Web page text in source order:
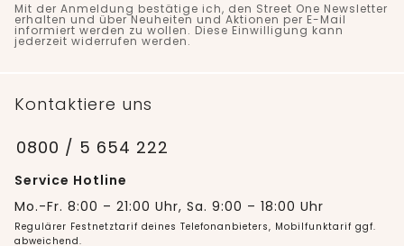
Mit der Anmeldung bestätige ich, den Street One Newsletter
erhalten und über Neuheiten und Aktionen per E-Mail
informiert werden zu wollen. Diese Einwilligung kann
jederzeit widerrufen werden.
Kontaktiere uns
0800 / 5 654 222
Service Hotline
Mo.-Fr. 8:00 – 21:00 Uhr, Sa. 9:00 – 18:00 Uhr
Regulärer Festnetztarif deines Telefonanbieters, Mobilfunktarif ggf.
abweichend.